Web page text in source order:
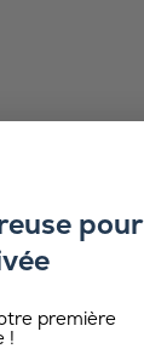
pour
première
!